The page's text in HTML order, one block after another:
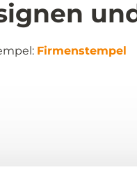
Firmenstempel